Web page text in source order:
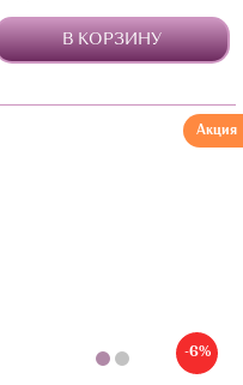
В КОРЗИНУ
-6%
Акция